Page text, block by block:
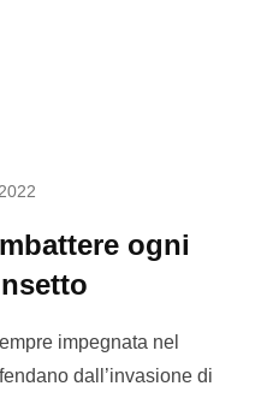
ogni
impegnata nel
dall’invasione di